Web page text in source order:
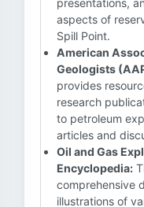
presentations,
aspects of
Spill Point.
American
Geologists
provides
research
to petroleum
articles and
Oil and Gas
Encyclopedia:
comprehensive
illustrations of